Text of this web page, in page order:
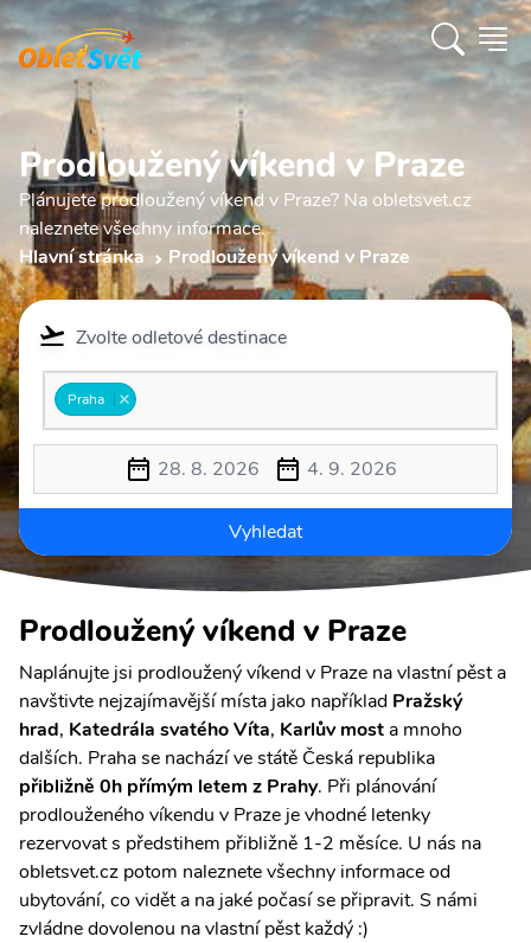
Prodloužený víkend v Praze
Plánujete prodloužený víkend v Praze? Na obletsvet.cz
naleznete všechny informace.
Hlavní stránka
Prodloužený víkend v Praze
Zvolte odletové destinace
Praha
28. 8. 2026 4. 9. 2026
Vyhledat
Prodloužený víkend v Praze
Naplánujte jsi prodloužený víkend v Praze na vlastní pěst a
navštivte nejzajímavější místa jako například Pražský
hrad, Katedrála svatého Víta, Karlův most a mnoho
dalších. Praha se nachází ve státě Česká republika
přibližně 0h přímým letem z Prahy. Při plánování
prodlouženého víkendu v Praze je vhodné letenky
rezervovat s předstihem přibližně 1-2 měsíce. U nás na
obletsvet.cz potom naleznete všechny informace od
ubytování, co vidět a na jaké počasí se připravit. S námi
zvládne dovolenou na vlastní pěst každý :)